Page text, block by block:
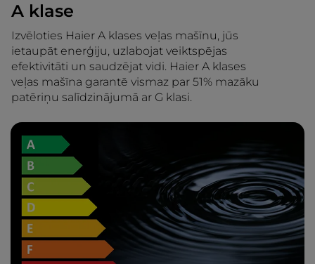
A klase
Izvēloties Haier A klases veļas mašīnu, jūs
ietaupāt enerģiju, uzlabojat veiktspējas
efektivitāti un saudzējat vidi. Haier A klases
veļas mašīna garantē vismaz par 51% mazāku
patēriņu salīdzinājumā ar G klasi.